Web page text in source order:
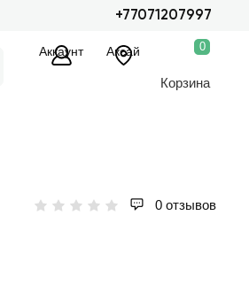
+77071207997
Аккаунт Аксай 0
Корзина
0 отзывов